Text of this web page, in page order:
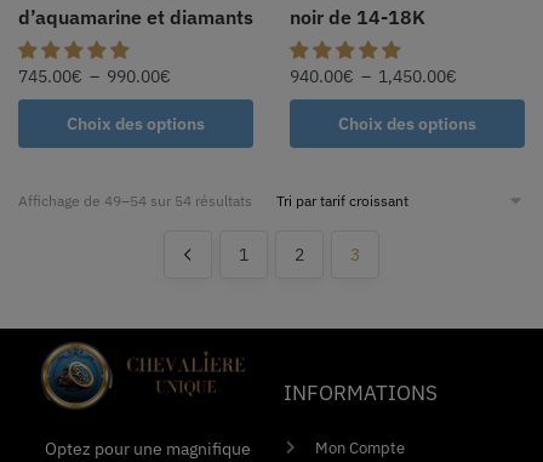
d’aquamarine et diamants
745.00€ – 990.00€
Choix des options
noir de 14-18K
940.00€ – 1,450.00€
Choix des options
Affichage de 49–54 sur 54 résultats
1 2 3
Optez pour une magnifique
INFORMATIONS
Mon Compte